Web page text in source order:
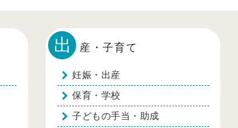
出 産・子育て
妊娠・出産
保育・学校
子どもの手当・助成